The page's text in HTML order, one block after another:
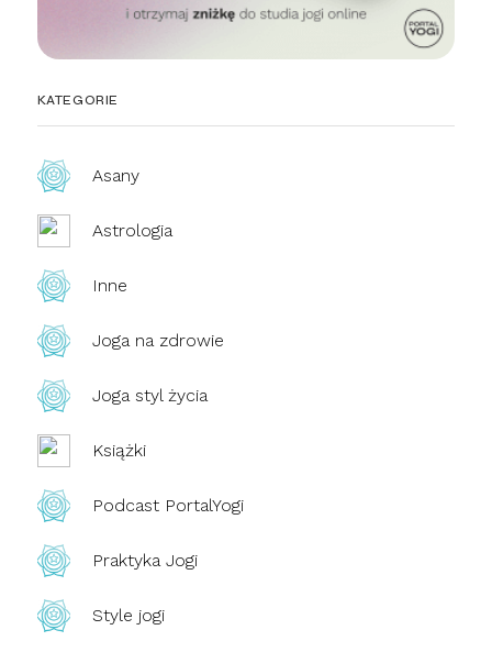
KATEGORIE
Asany
Astrologia
Inne
Joga na zdrowie
Joga styl życia
Książki
Podcast PortalYogi
Praktyka Jogi
Style jogi